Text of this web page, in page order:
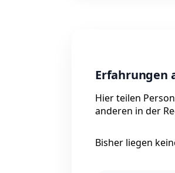
Erfahrungen
Hier teilen
anderen in der
Bisher liegen